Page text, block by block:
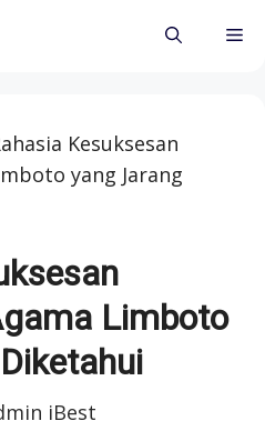
Kesuksesan
yang Jarang
Limboto
iBest